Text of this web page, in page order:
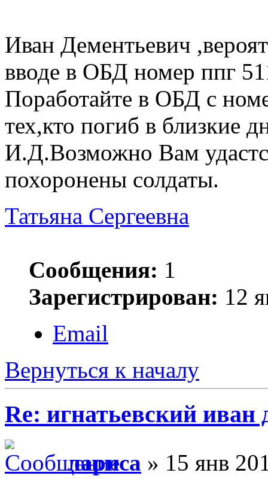
Иван Дементьевич
вводе в ОБД номер ппг
Поработайте в ОБД с
тех,кто погиб в близкие
И.Д.Возможно Вам
похоронены солдаты.
Татьяна Сергеевна
Сообщения: 1
Зарегистрирован: 12
Email
Вернуться к началу
Re: игнатьевский иван
лариса » 15 янв